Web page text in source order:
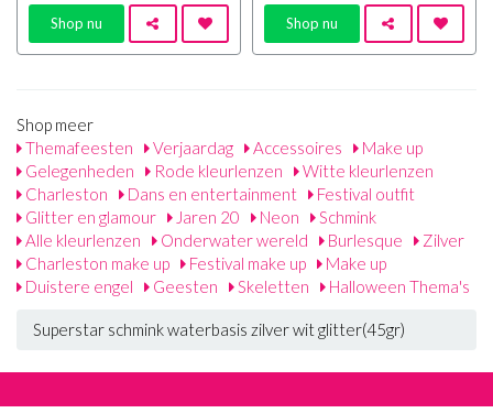
Shop nu Shop nu
Shop meer
Themafeesten
Verjaardag Accessoires
Make up
Gelegenheden
Rode kleurlenzen
Witte kleurlenzen
Charleston
Dans en entertainment
Festival outfit
Glitter en glamour
Jaren 20 Neon
Schmink
Alle kleurlenzen
Onderwater wereld Burlesque
Zilver
Charleston make up
Festival make up
Make up
Duistere engel
Geesten Skeletten Halloween Thema's
Superstar schmink waterbasis zilver wit glitter(45gr)